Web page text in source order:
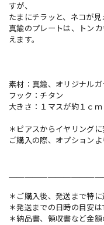
すが、
たまにチラッと、ネコが見
真鍮のプレートは、トン
えます。
素材：真鍮、オリジナルガ
フック：チタン
大きさ：１マスが約１ｃｍ
＊ピアスからイヤリングに
ご購入の際、オプションよ
＊ご購入後、発送まで特に
＊発送までの日時の目安は
＊納品書、領収書など金